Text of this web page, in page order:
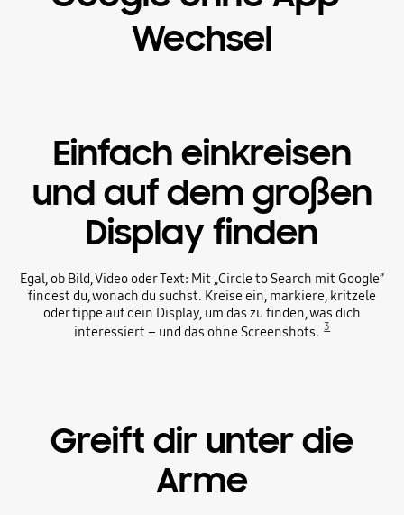
Wechsel
Einfach einkreisen
und auf dem großen
Display finden
Egal, ob Bild, Video oder Text: Mit „Circle to Search mit Google”
findest du, wonach du suchst. Kreise ein, markiere, kritzele
oder tippe auf dein Display, um das zu finden, was dich
interessiert – und das ohne Screenshots. 3
Greift dir unter die
Arme